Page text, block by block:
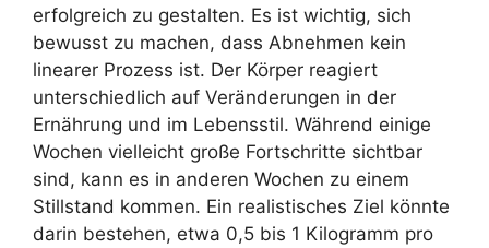
erfolgreich zu gestalten. Es ist wichtig, sich
bewusst zu machen, dass Abnehmen kein
linearer Prozess ist. Der Körper reagiert
unterschiedlich auf Veränderungen in der
Ernährung und im Lebensstil. Während einige
Wochen vielleicht große Fortschritte sichtbar
sind, kann es in anderen Wochen zu einem
Stillstand kommen. Ein realistisches Ziel könnte
darin bestehen, etwa 0,5 bis 1 Kilogramm pro